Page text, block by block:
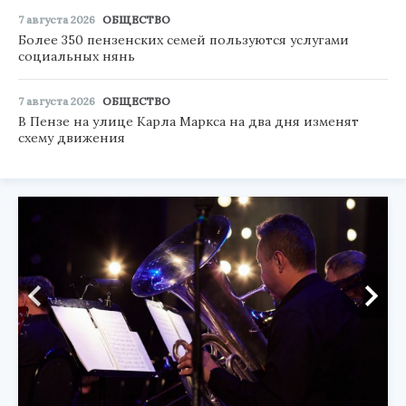
7 августа 2026 ОБЩЕСТВО
Более 350 пензенских семей пользуются услугами
социальных нянь
7 августа 2026 ОБЩЕСТВО
В Пензе на улице Карла Маркса на два дня изменят
схему движения